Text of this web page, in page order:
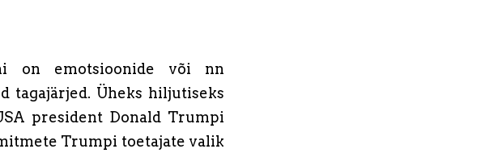
on emotsioonide või nn
tagajärjed. Üheks hiljutiseks
president Donald Trumpi
Trumpi toetajate valik